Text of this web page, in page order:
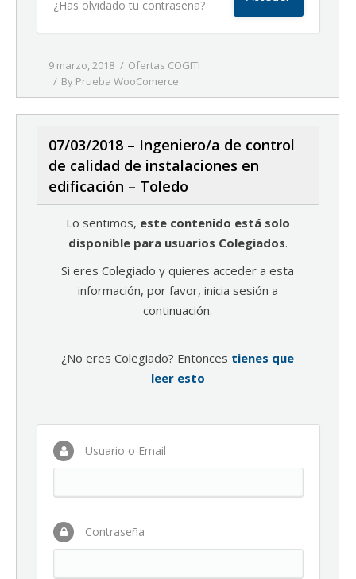
¿Has olvidado tu contraseña?
9 marzo, 2018
Ofertas COGITI
By Prueba WooComerce
07/03/2018 – Ingeniero/a de control
de calidad de instalaciones en
edificación – Toledo
Lo sentimos, este contenido está solo
disponible para usuarios Colegiados.
Si eres Colegiado y quieres acceder a esta
información, por favor, inicia sesión a
continuación.
¿No eres Colegiado? Entonces tienes que
leer esto
Usuario o Email
Contraseña